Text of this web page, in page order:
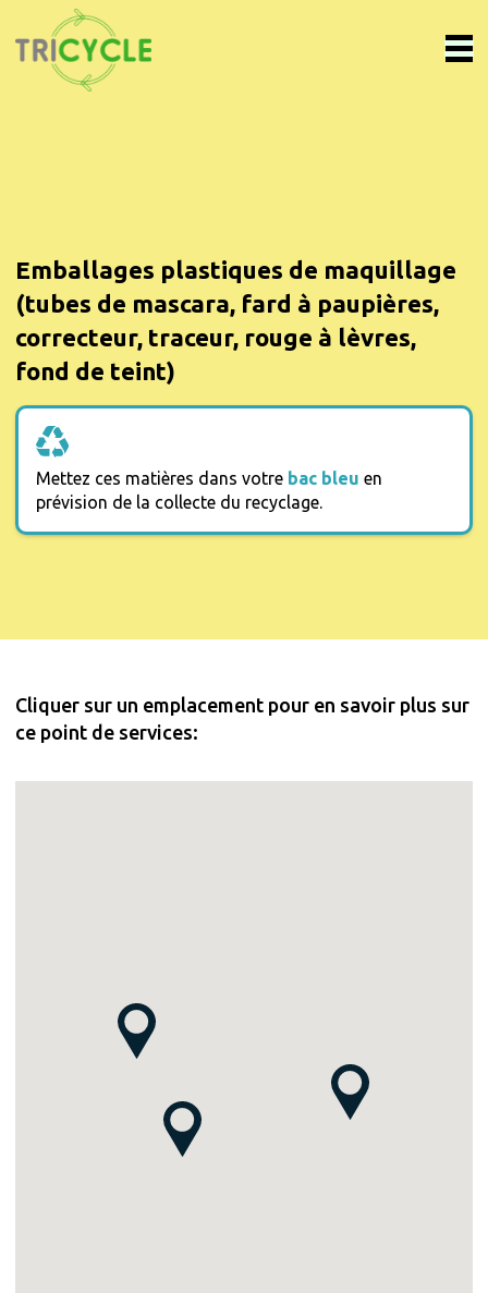
Emballages plastiques de maquillage
(tubes de mascara, fard à paupières,
correcteur, traceur, rouge à lèvres,
fond de teint)
Mettez ces matières dans votre bac bleu en
prévision de la collecte du recyclage.
Cliquer sur un emplacement pour en savoir plus sur
ce point de services: